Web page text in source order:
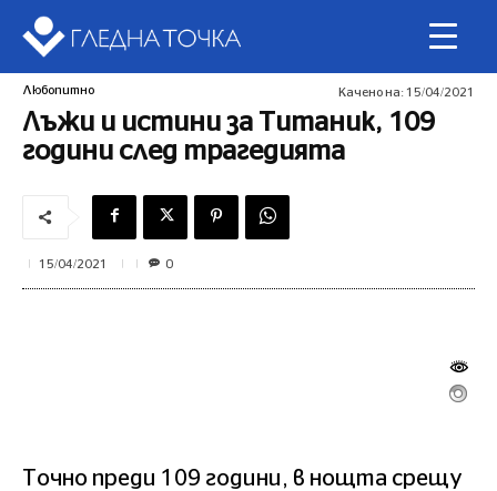
Любопитно Качено на: 15/04/2021
Лъжи и истини за Титаник, 109
години след трагедията
15/04/2021 0
Точно преди 109 години, в нощта срещу